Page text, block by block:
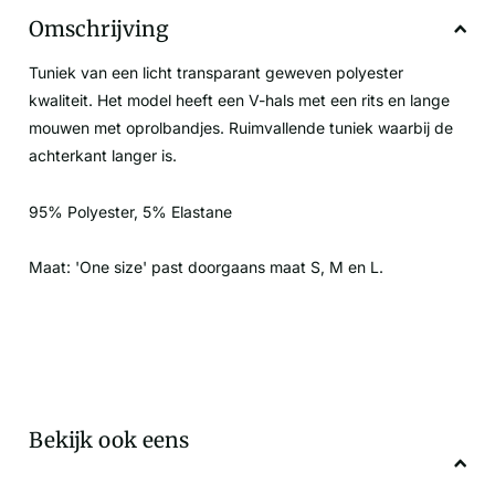
Omschrijving
Tuniek van een licht transparant geweven polyester
kwaliteit. Het model heeft een V-hals met een rits en lange
mouwen met oprolbandjes. Ruimvallende tuniek waarbij de
achterkant langer is.
95% Polyester, 5% Elastane
Maat: 'One size' past doorgaans maat S, M en L.
Bekijk ook eens